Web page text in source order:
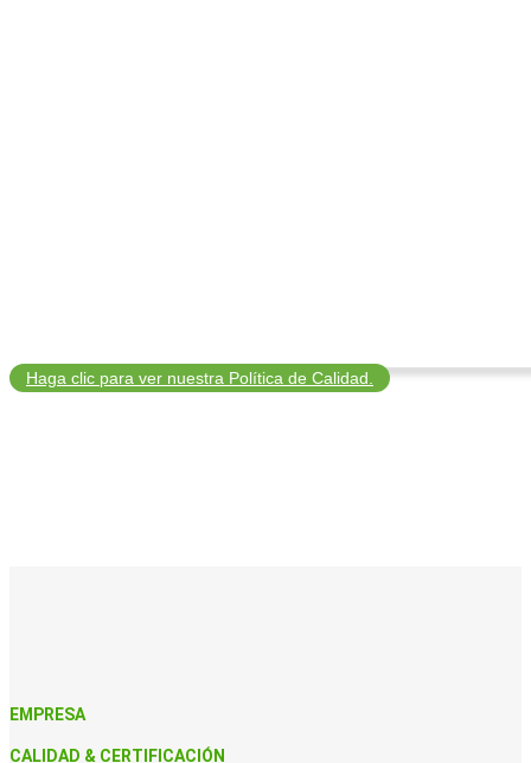
Haga clic para ver nuestra Política de Calidad.
EMPRESA
CALIDAD & CERTIFICACIÓN